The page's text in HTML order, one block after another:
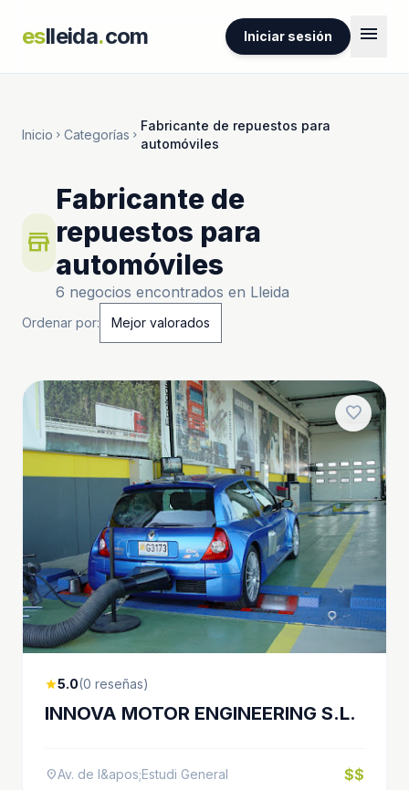
eslleida.com Iniciar sesión menu
Inicio chevron_right Categorías chevron_right
Fabricante de repuestos para
automóviles
store
Fabricante de
repuestos para
automóviles
6 negocios encontrados en Lleida
Ordenar por:
favorite
star5.0(0 reseñas)
INNOVA MOTOR ENGINEERING S.L.
location_onAv. de I&apos;Estudi General $$